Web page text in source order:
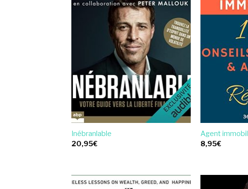
Inébranlable
20,95€
Agent
8,95€